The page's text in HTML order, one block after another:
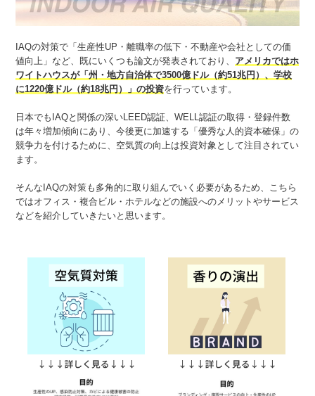
IAQの対策で「生産性UP・離職率の低下・不動産や会社としての価
値向上」など、既にいくつも論文が発表されており、 アメリカではホ
ワイトハウスが「州・地方自治体で3500億ドル（約51兆円）、学校
に1220億ドル（約18兆円）」の投資を行っています。
日本でもIAQと関係の深いLEED認証、WELL認証の取得・登録件数
は年々増加傾向にあり、今後更に加速する「優秀な人的資本確保」の
競争力を付けるために、空気質の向上は投資対象として注目されてい
ます。
そんなIAQの対策も多角的に取り組んでいく必要があるため、こちら
ではオフィス・複合ビル・ホテルなどの施設へのメリットやサービス
などを紹介していきたいと思います。